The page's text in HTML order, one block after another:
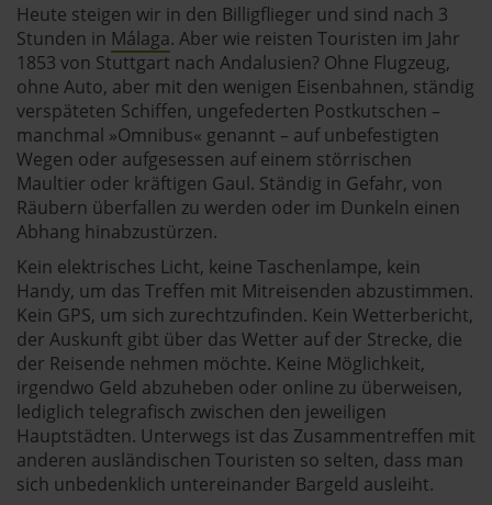
Heute steigen wir in den Billigflieger und sind nach 3
Stunden in Málaga. Aber wie reisten Touristen im Jahr
1853 von Stuttgart nach Andalusien? Ohne Flugzeug,
ohne Auto, aber mit den wenigen Eisenbahnen, ständig
verspäteten Schiffen, ungefederten Postkutschen –
manchmal »Omnibus« genannt – auf unbefestigten
Wegen oder aufgesessen auf einem störrischen
Maultier oder kräftigen Gaul. Ständig in Gefahr, von
Räubern überfallen zu werden oder im Dunkeln einen
Abhang hinabzustürzen.
Kein elektrisches Licht, keine Taschenlampe, kein
Handy, um das Treffen mit Mitreisenden abzustimmen.
Kein GPS, um sich zurechtzufinden. Kein Wetterbericht,
der Auskunft gibt über das Wetter auf der Strecke, die
der Reisende nehmen möchte. Keine Möglichkeit,
irgendwo Geld abzuheben oder online zu überweisen,
lediglich telegrafisch zwischen den jeweiligen
Hauptstädten. Unterwegs ist das Zusammentreffen mit
anderen ausländischen Touristen so selten, dass man
sich unbedenklich untereinander Bargeld ausleiht.